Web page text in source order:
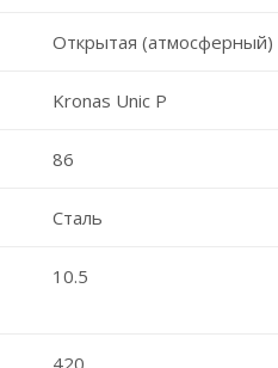
Открытая (атмосферный)
Kronas Unic P
86
Сталь
10.5
420